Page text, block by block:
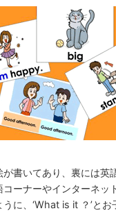
書いてあり、裏には英
ーナーやインターネッ
に、‘What is it ？’とお